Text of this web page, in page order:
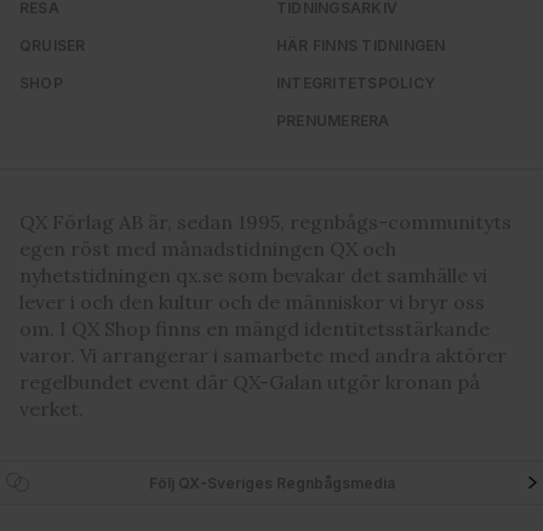
våra cookies vid fortsatt användande av vår webbplats.
RESA
QRUISER
SHOP
TIDNINGSARKIV
HÄR FINNS TIDNINGEN
INTEGRITETSPOLICY
PRENUMERERA
QX Förlag AB är, sedan 1995, regnbågs-communityts
egen röst med månadstidningen QX och
nyhetstidningen qx.se som bevakar det samhälle vi
lever i och den kultur och de människor vi bryr oss
om. I QX Shop finns en mängd identitetsstärkande
varor. Vi arrangerar i samarbete med andra aktörer
regelbundet event där QX-Galan utgör kronan på
verket.
Följ QX-Sveriges Regnbågsmedia